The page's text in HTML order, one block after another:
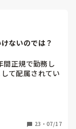
うです。
ないのでは？
正規で勤務し
て配属されてい
何年かに一度は
…コロナ禍なの
けで、正規だけ
23 ・ 07/17